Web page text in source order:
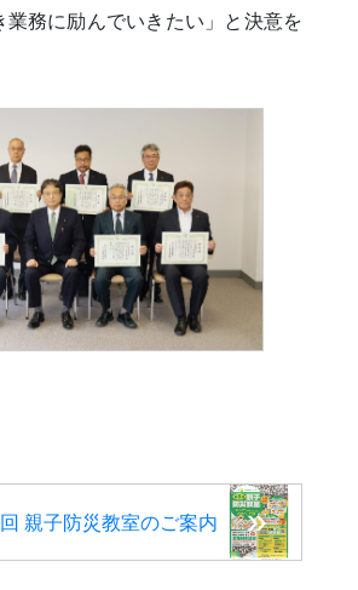
務に励んでいきたい」と決意を
親子防災教室のご案内